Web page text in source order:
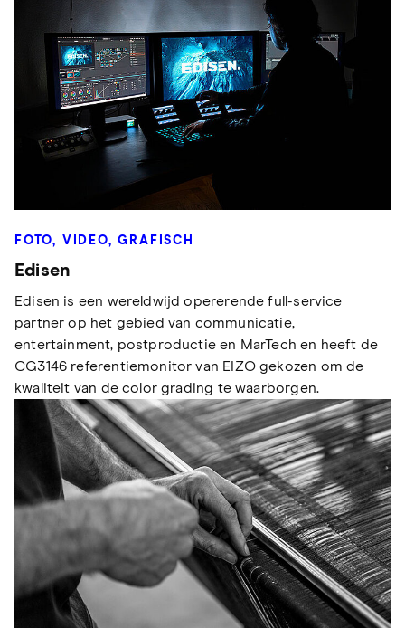
FOTO, VIDEO, GRAFISCH
Edisen
Edisen is een wereldwijd opererende full-service
partner op het gebied van communicatie,
entertainment, postproductie en MarTech en heeft de
CG3146 referentiemonitor van EIZO gekozen om de
kwaliteit van de color grading te waarborgen.